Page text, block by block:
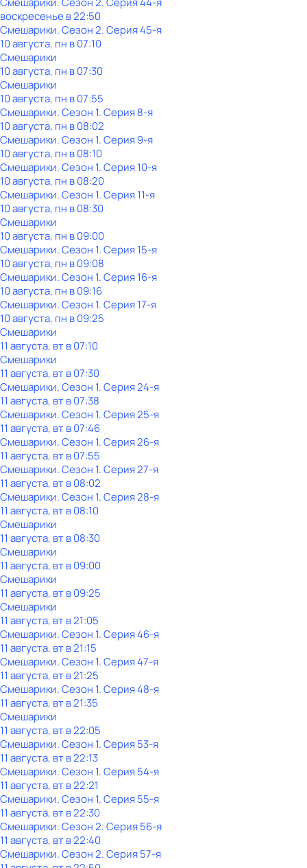
воскресенье в22:50
Смешарики. Сезон 2. Серия 45-я
10 августа, пн в 07:10
Смешарики
10 августа, пн в 07:30
Смешарики
10 августа, пн в 07:55
Смешарики. Сезон 1. Серия 8-я
10 августа, пн в 08:02
Смешарики. Сезон 1. Серия 9-я
10 августа, пн в 08:10
Смешарики. Сезон 1. Серия 10-я
10 августа, пн в 08:20
Смешарики. Сезон 1. Серия 11-я
10 августа, пн в 08:30
Смешарики
10 августа, пн в 09:00
Смешарики. Сезон 1. Серия 15-я
10 августа, пн в 09:08
Смешарики. Сезон 1. Серия 16-я
10 августа, пн в 09:16
Смешарики. Сезон 1. Серия 17-я
10 августа, пн в 09:25
Смешарики
11 августа, вт в 07:10
Смешарики
11 августа, вт в 07:30
Смешарики. Сезон 1. Серия 24-я
11 августа, вт в 07:38
Смешарики. Сезон 1. Серия 25-я
11 августа, вт в 07:46
Смешарики. Сезон 1. Серия 26-я
11 августа, вт в 07:55
Смешарики. Сезон 1. Серия 27-я
11 августа, вт в 08:02
Смешарики. Сезон 1. Серия 28-я
11 августа, вт в 08:10
Смешарики
11 августа, вт в 08:30
Смешарики
11 августа, вт в 09:00
Смешарики
11 августа, вт в 09:25
Смешарики
11 августа, вт в 21:05
Смешарики. Сезон 1. Серия 46-я
11 августа, вт в 21:15
Смешарики. Сезон 1. Серия 47-я
11 августа, вт в 21:25
Смешарики. Сезон 1. Серия 48-я
11 августа, вт в 21:35
Смешарики
11 августа, вт в 22:05
Смешарики. Сезон 1. Серия 53-я
11 августа, вт в 22:13
Смешарики. Сезон 1. Серия 54-я
11 августа, вт в 22:21
Смешарики. Сезон 1. Серия 55-я
11 августа, вт в 22:30
Смешарики. Сезон 2. Серия 56-я
11 августа, вт в 22:40
Смешарики. Сезон 2. Серия 57-я